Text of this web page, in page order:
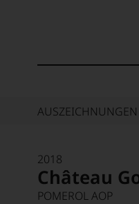
AUSZEICHNUNGEN
2018
Château
POMEROL AOP